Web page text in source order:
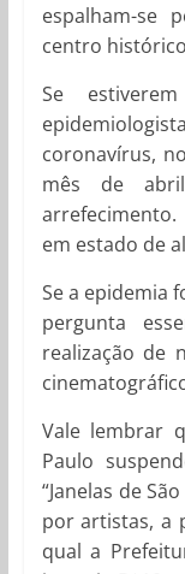
espalham-se
centro
Se
coronavírus,
mês de
em estado de
Se a epidemia
pergunta
realização de
Vale lembrar
Paulo
“Janelas de
por artistas, a
qual a